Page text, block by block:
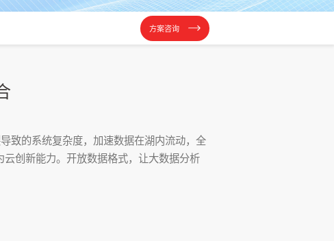
方案咨询
致的系统复杂度，加速数据在湖内流动，全
创新能力。开放数据格式，让大数据分析